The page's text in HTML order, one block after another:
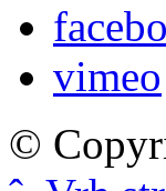
vimeo
©